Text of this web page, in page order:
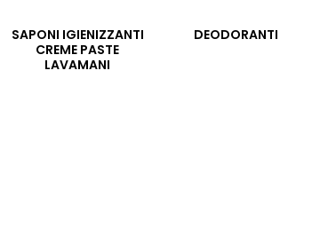
SAPONI IGIENIZZANTI
CREME PASTE
LAVAMANI
DEODORANTI